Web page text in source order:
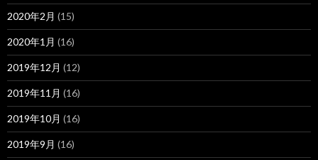
2020年2月 (15)
2020年1月 (16)
2019年12月 (12)
2019年11月 (16)
2019年10月 (16)
2019年9月 (16)